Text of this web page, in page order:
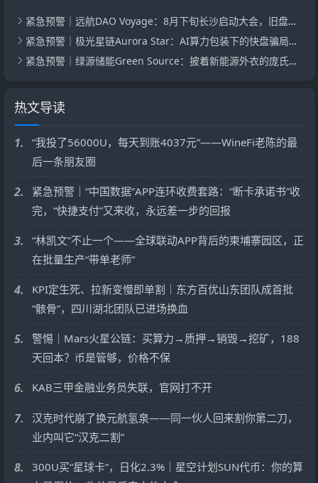
紧急预警｜远航DAO Voyage：8月下旬长沙启动大会，旧盘团队平移，RWA+大宗商品包装——又是庞氏滚盘的老剧本
紧急预警｜极光星链Aurora Star：AI算力包装下的快盘骗局，认购即入坑
紧急预警｜绿源储能Green Source：披着新能源外衣的庞氏传销盘，8月千人大会就是收割信号
热文导读
1.
“我投了56000U，每天到账4037元”——WineFi老陈的最
后一条朋友圈
2.
紧急预警｜“中国数据”APP连环收费套路：“断卡承诺书”收
完，“快捷支付”又来收，永远差一步的回报
3.
“林凯文”不止一个——全球联动APP背后的柬埔寨园区，正
在批量生产“带单老师”
4.
KPI定生死、拉新变慢即单割｜东方百优山东团队成首批
“骸骨”，四川湖北团队已进场换血
5.
警惕｜Mars火星公链：买算力→质押→销毁→挖矿，188
天回本？币是管够，价格不保
6. KAB三甲金融业务员失联，官网打不开
7.
汉克时代崩了换元航氢泉——同一伙人回来割你第二刀，
业内叫它“汉克二割”
8.
300U买“星球卡”，日化2.3%｜星空计划SUN代币：你的算